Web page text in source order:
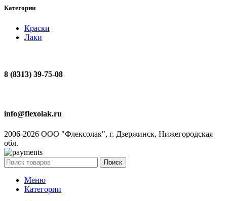
Категории
Краски
Лаки
8 (8313) 39-75-08
info@flexolak.ru
2006-2026 ООО "Флексолак", г. Дзержинск, Нижегородская
обл.
Поиск
Меню
Категории